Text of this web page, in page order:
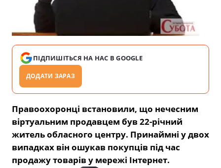
ПІДПИШІТЬСЯ НА НАС В GOOGLE
ДОДАТИ ЗАРАЗ
Правоохоронці встановили, що нечесним
віртуальним продавцем був 22-річний
житель обласного центру. Принаймні у двох
випадках він ошукав покупців під час
продажу товарів у мережі Інтернет.